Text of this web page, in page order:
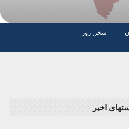
سخن روز
اخیر